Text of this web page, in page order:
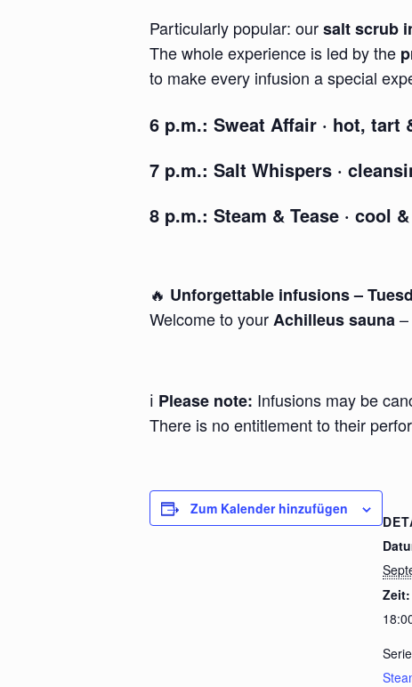
Particularly popular: oursalt scrub
The whole experience is led by the
to make every infusion a special
6 p.m.: Sweat Affair · hot, tart
7 p.m.: Salt Whispers ·
8 p.m.: Steam & Tease · cool
🔥 Unforgettable infusions –
Welcome to yourAchilleus sauna
ℹ️ Please note: Infusions may be
There is no entitlement to their
Zum Kalender hinzufügen
Zeit: